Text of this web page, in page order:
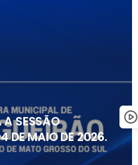
A SESSÃO
DE MAIO DE 2026.